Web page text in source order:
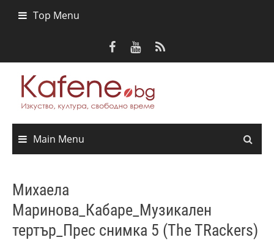
Top Menu
Main Menu
Михаела
Маринова_Кабаре_Музикален
тертър_Прес снимка 5 (The TRackers)